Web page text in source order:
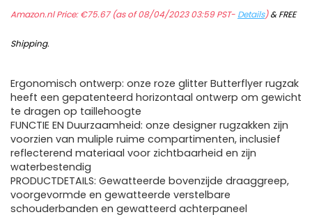
Amazon.nl Price:€75.67(as of 08/04/2023 03:59 PST- Details)&FREE
Shipping.
Ergonomisch ontwerp: onze roze glitter Butterflyer rugzak
heeft een gepatenteerd horizontaal ontwerp om gewicht
te dragen op taillehoogte
FUNCTIE EN Duurzaamheid: onze designer rugzakken zijn
voorzien van muliple ruime compartimenten, inclusief
reflecterend materiaal voor zichtbaarheid en zijn
waterbestendig
PRODUCTDETAILS: Gewatteerde bovenzijde draaggreep,
voorgevormde en gewatteerde verstelbare
schouderbanden en gewatteerd achterpaneel